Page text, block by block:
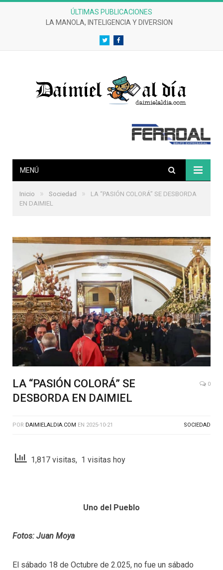
ÚLTIMAS PUBLICACIONES
CRÓNICAS DE UN DESASTRE EFERVESCENTE
TwitterFacebook
MENÚ
Inicio » Sociedad »
LA “PASIÓN COLORÁ” SE DESBORDA
EN DAIMIEL
LA “PASIÓN COLORÁ” SE
DESBORDA EN DAIMIEL
0
POR DAIMIELALDIA.COM EN 2025-10-21 SOCIEDAD
1,817 visitas, 1 visitas hoy
Uno del Pueblo
Fotos: Juan Moya
El sábado 18 de Octubre de 2.025, no fue un sábado